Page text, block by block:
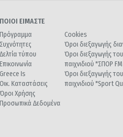
ΠΟΙΟΙ ΕΙΜΑΣΤΕ
Πρόγραμμα
Συχνότητες
Δελτία τύπου
Επικοινωνία
Greece Is
Οικ. Καταστάσεις
Όροι Χρήσης
Προσωπικά Δεδομένα
Cookies
Όροι διεξαγωγής
Όροι διεξαγωγής
παιχνιδιού "ΣΠΟΡ
Όροι διεξαγωγής
παιχνιδιού "Sport